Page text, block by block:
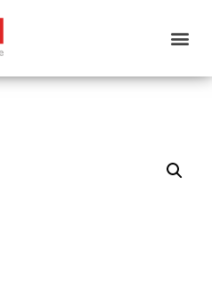
Home